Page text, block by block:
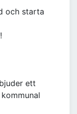
och starta
ett